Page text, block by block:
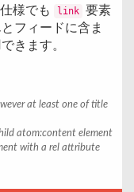
様でも
link 要素
とフィードに含ま
きます。
at least one of title
atom:content element
with a rel attribute